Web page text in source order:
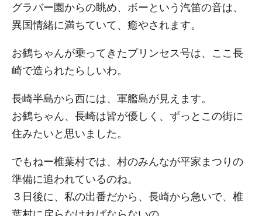
グラバー園からの眺め、ボーという汽笛の音は、
異国情緒に満ちていて、癒やされます。
お鶴ちゃんが乗ってきたプリンセス号は、ここ長
崎で造られたらしいわ。
長崎半島から西には、軍艦島が見えます。
お鶴ちゃん、長崎は皆が優しく、ずっとこの街に
住みたいと思いました。
でもねー椎葉村では、村のみんなが平家まつりの
準備に追われているのね。
３日後に、私の出番だから、長崎から急いで、椎